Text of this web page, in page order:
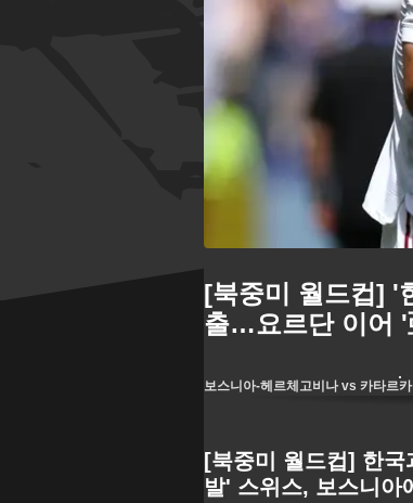
[북중미 월드컵] '
출…요르단 이어 '
보스니아-헤르체고비나 vs 카타르
[북중미 월드컵] 한
발' 스위스, 보스니